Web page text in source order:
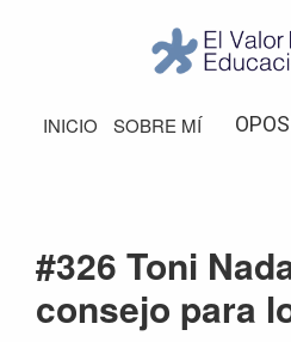
navegación
principal
barra
Valor
de
INICIO SOBRE MÍ
#326 Toni
consejo para